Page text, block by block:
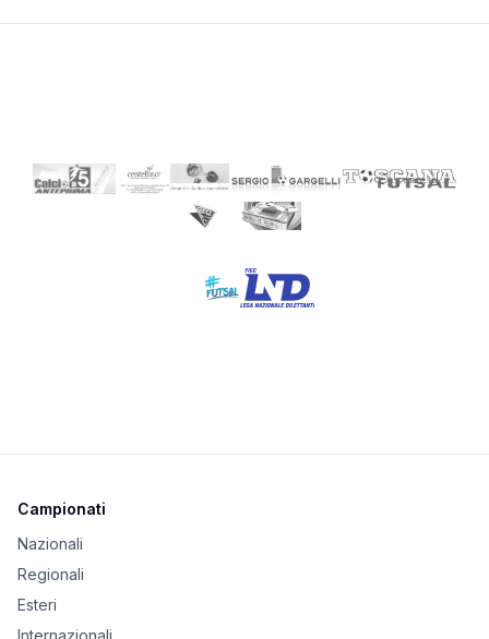
Campionati
Nazionali
Regionali
Esteri
Internazionali